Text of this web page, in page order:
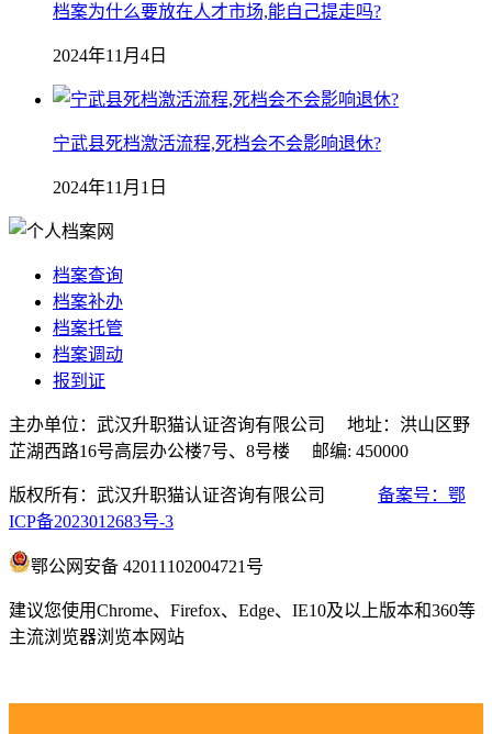
档案为什么要放在人才市场,能自己提走吗?
2024年11月4日
宁武县死档激活流程,死档会不会影响退休?
2024年11月1日
档案查询
档案补办
档案托管
档案调动
报到证
主办单位：武汉升职猫认证咨询有限公司 地址：洪山区野
芷湖西路16号高层办公楼7号、8号楼 邮编: 450000
版权所有：武汉升职猫认证咨询有限公司 备案号：鄂
ICP备2023012683号-3
鄂公网安备 42011102004721号
建议您使用Chrome、Firefox、Edge、IE10及以上版本和360等
主流浏览器浏览本网站